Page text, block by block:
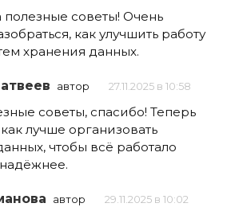
полезные советы! Очень
как улучшить работу
хранения данных.
автор 27.11.2025 в 10:58
советы, спасибо! Теперь
как лучше организовать
чтобы всё работало
автор 29.11.2025 в 10:02